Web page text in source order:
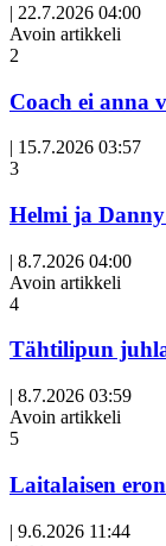
| 22.7.2026 04:00
Avoin artikkeli
2
Coach ei anna
| 15.7.2026 03:57
3
Helmi ja
| 8.7.2026 04:00
Avoin artikkeli
4
Tähtilipun
| 8.7.2026 03:59
Avoin artikkeli
5
Laitalaisen
| 9.6.2026 11:44